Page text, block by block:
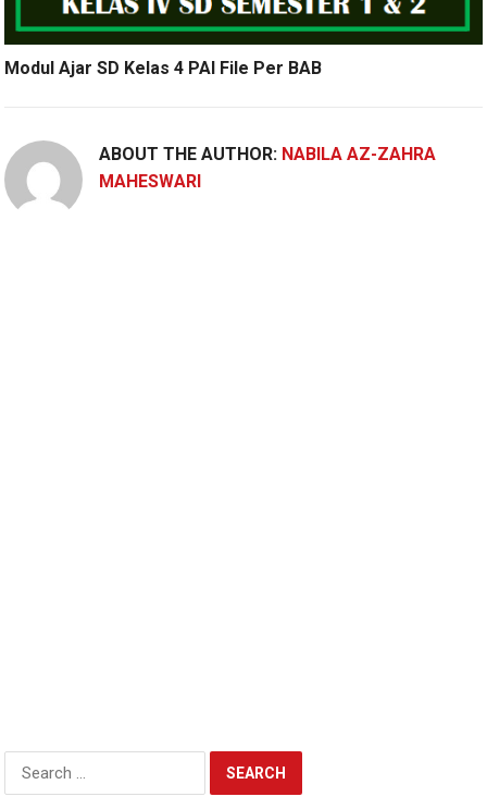
Modul Ajar SD Kelas 4 PAI File Per BAB
ABOUT THE AUTHOR: NABILA AZ-ZAHRA
MAHESWARI
for: